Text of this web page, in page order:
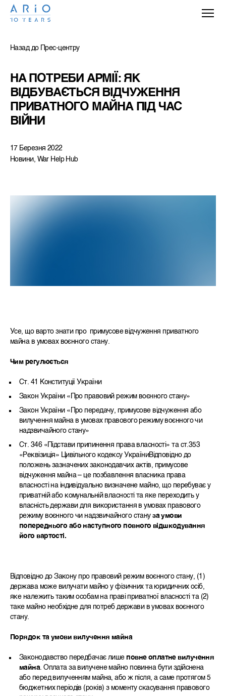
Назад до Прес-центру
НА ПОТРЕБИ АРМІЇ: ЯК
ВІДБУВАЄТЬСЯ ВІДЧУЖЕННЯ
ПРИВАТНОГО МАЙНА ПІД ЧАС
ВІЙНИ
Новини, War Help Hub
17 Березня 2022
Усе, що варто знати про примусове відчуження приватного
майна в умовах воєнного стану.
Чим регулюється
Ст. 41 Конституції України
Закон України «Про правовий режим воєнного стану»
Закон України «Про передачу, примусове відчуження або
вилучення майна в умовах правового режиму воєнного чи
надзвичайного стану»
Ст. 346 «Підстави припинення права власності» та ст.353
«Реквізиція» Цивільного кодексу УкраїниВідповідно до
положень зазначених законодавчих актів, примусове
відчуження майна – це позбавлення власника права
власності на індивідуально визначене майно, що перебуває у
приватній або комунальній власності та яке переходить у
власність держави для використання в умовах правового
режиму воєнного чи надзвичайного стануза умови
попереднього або наступного повного відшкодування
його вартості.
Відповідно до Закону про правовий режим воєнного стану, (1)
держава може вилучати майно у фізичних та юридичних осіб,
яке належить таким особам на праві приватної власності та (2)
таке майно необхідне для потреб держави в умовах воєнного
стану.
Порядок та умови вилучення майна
Законодавство передбачає лише повне оплатне вилучення
майна. Оплата за вилучене майно повинна бути здійснена
або перед вилученням майна, або ж після, а саме протягом 5
бюджетних періодів (років) з моменту скасування правового